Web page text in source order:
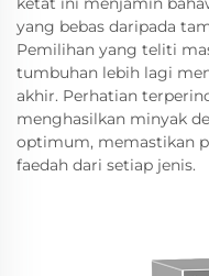
yang bebas daripada
Pemilihan yang teliti
tumbuhan lebih lagi
akhir. Perhatian
menghasilkan minyak
optimum, memastikan
faedah dari setiap jenis.